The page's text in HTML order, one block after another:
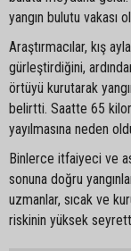
yangın bulutu vakası
Araştırmacılar, kış
gürleştirdiğini,
örtüyü kurutarak
belirtti. Saatte 65
yayılmasına neden
Binlerce itfaiyeci ve
sonuna doğru
uzmanlar, sıcak ve
riskinin yüksek